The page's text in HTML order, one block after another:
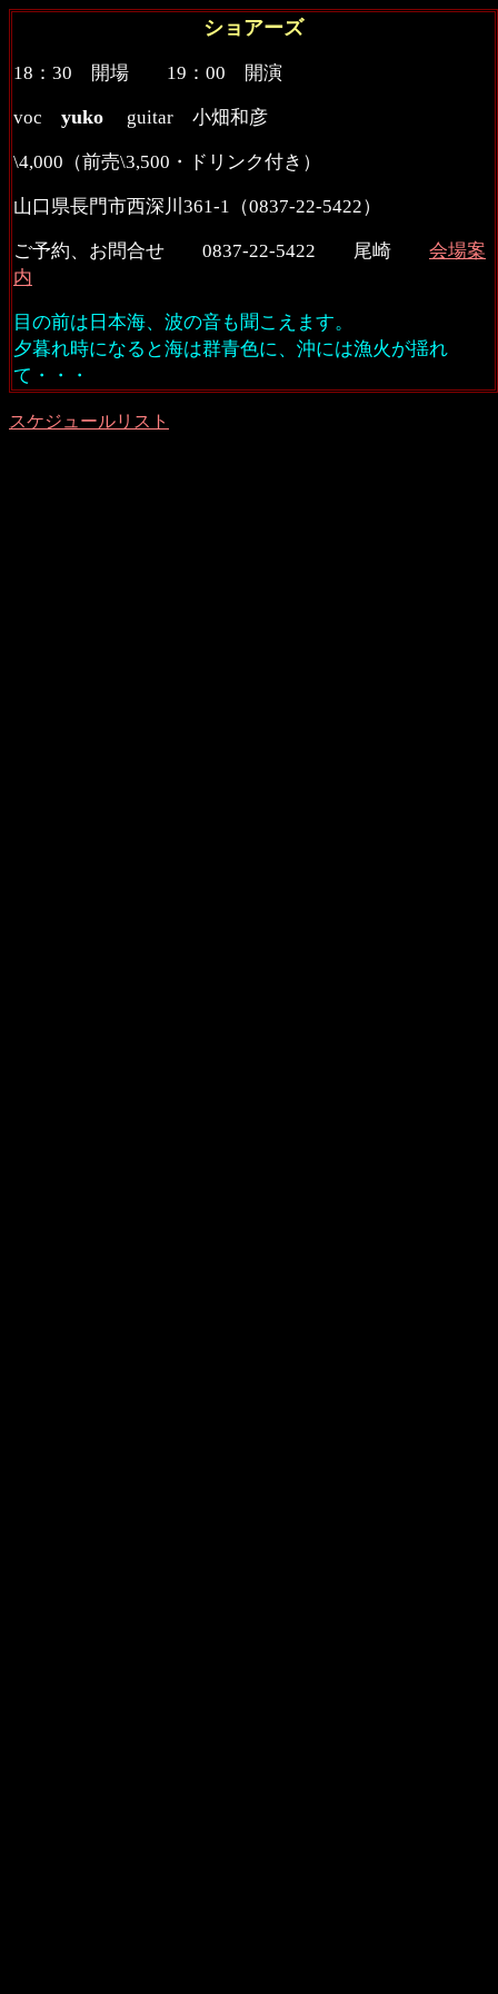
ショアーズ
18：30 開場 19：00 開演
voc yuko guitar 小畑和彦
\4,000（前売\3,500・ドリンク付き）
山口県長門市西深川361-1（0837-22-5422）
ご予約、お問合せ 0837-22-5422 尾崎 会場案
内
目の前は日本海、波の音も聞こえます。
夕暮れ時になると海は群青色に、沖には漁火が揺れ
て・・・
スケジュールリスト